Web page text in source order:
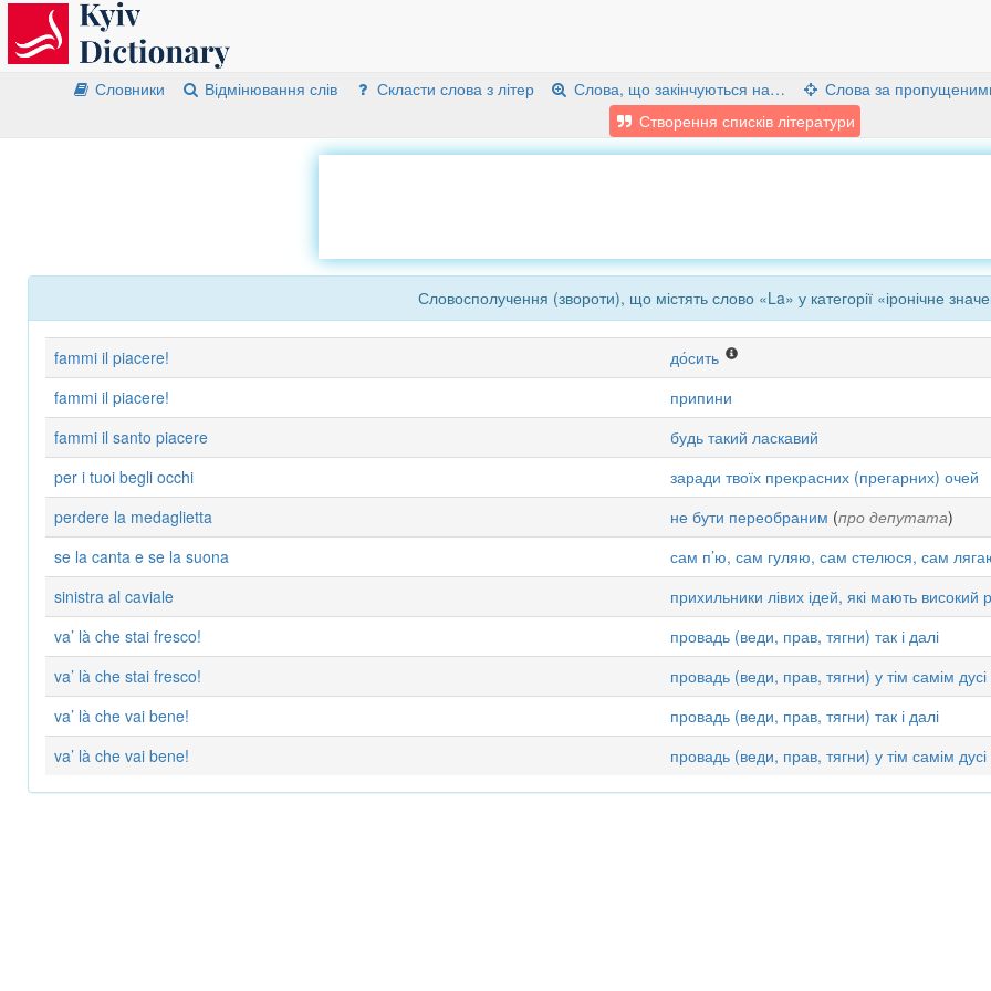
Словники Відмінювання слів Скласти слова з літер Слова, що закінчуються на… Слова за
Створення списків літератури
Словосполучення (звороти), що містять слово «La» у категорії «іронічне
fammi il piacere!
до́сить
fammi il piacere!
припини
fammi il santo piacere
будь такий ласкавий
per i tuoi begli occhi
заради твоїх прекрасних (прегарних) очей
perdere la medaglietta
не бути переобраним (про депутата)
se la canta e se la suona
сам п’ю, сам гуляю, сам стелюся, сам
sinistra al caviale
прихильники лівих ідей, які мають високий
va’ là che stai fresco!
провадь (веди, прав, тягни) так і далі
va’ là che stai fresco!
провадь (веди, прав, тягни) у тім самім дусі
va’ là che vai bene!
провадь (веди, прав, тягни) так і далі
va’ là che vai bene!
провадь (веди, прав, тягни) у тім самім дусі